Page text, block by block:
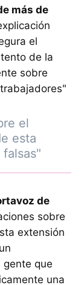
más de
el
de la
sobre
el
esta
de
sobre
extensión
gente que
una